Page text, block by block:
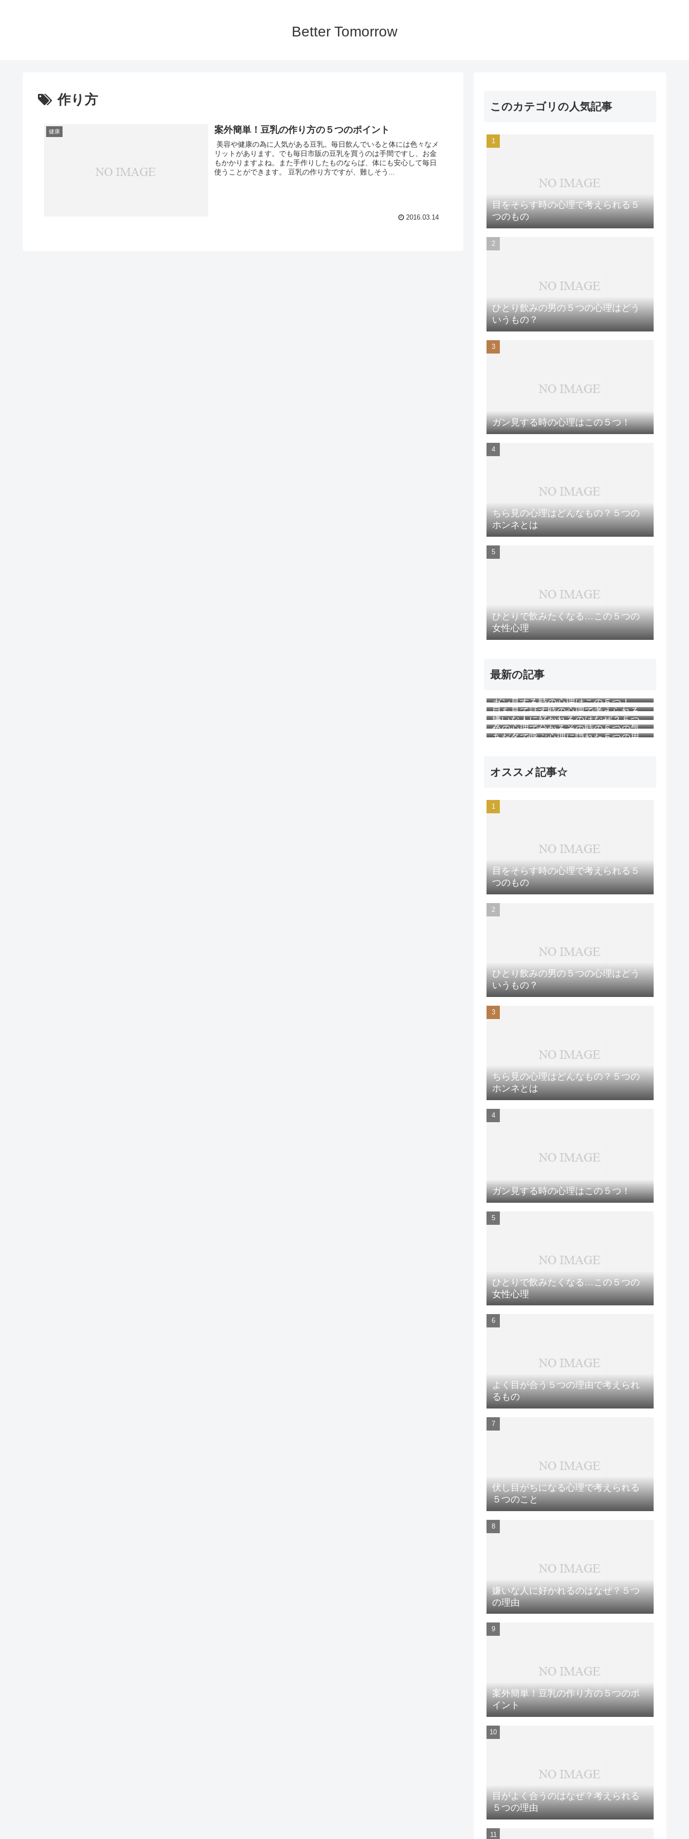
Better Tomorrow
作り方
健康 案外簡単！豆乳の作り方の５つのポイント
美容や健康の為に人気がある豆乳。毎日飲んでいると体には色々なメ
リットがあります。でも毎日市販の豆乳を買うのは手間ですし、お金
もかかりますよね。また手作りしたものならば、体にも安心して毎日
使うことができます。 豆乳の作り方ですが、難しそう...
2016.03.14
このカテゴリの人気記事
目をそらす時の心理で考えられる５
つのもの
ひとり飲みの男の５つの心理はどう
いうもの？
ガン見する時の心理はこの５つ！
ちら見の心理はどんなもの？５つの
ホンネとは
ひとりで飲みたくなる…この５つの
女性心理
最新の記事
ガン見する時の心理はこの５つ！
目を見て話す時の心理で考えられる
５つのこと
嫌いな人に好かれるのはなぜ？５つ
の理由
色の心理で分かるその時の５つの気
持ち
あだ名で呼ぶ心理に隠れた５つの思
オススメ記事☆
目をそらす時の心理で考えられる５
つのもの
ひとり飲みの男の５つの心理はどう
いうもの？
ちら見の心理はどんなもの？５つの
ホンネとは
ガン見する時の心理はこの５つ！
ひとりで飲みたくなる…この５つの
女性心理
よく目が合う５つの理由で考えられ
るもの
伏し目がちになる心理で考えられる
５つのこと
嫌いな人に好かれるのはなぜ？５つ
の理由
案外簡単！豆乳の作り方の５つのポ
イント
目がよく合うのはなぜ？考えられる
５つの理由